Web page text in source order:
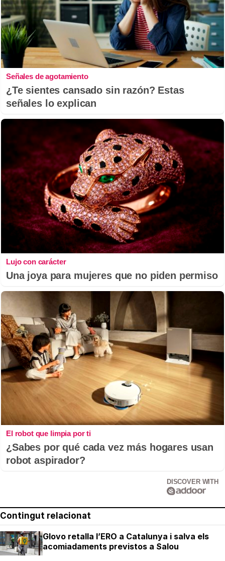
Señales de agotamiento
¿Te sientes cansado sin razón? Estas
señales lo explican
Lujo con carácter
Una joya para mujeres que no piden permiso
El robot que limpia por ti
¿Sabes por qué cada vez más hogares usan
robot aspirador?
DISCOVER WITH
Contingut relacionat
Glovo retalla l’ERO a Catalunya i salva els
acomiadaments previstos a Salou